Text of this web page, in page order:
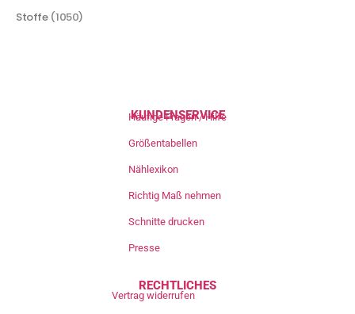
Stoffe (1050)
KUNDENSERVICE
Häufige Fragen / Hilfe
Größentabellen
Nählexikon
Richtig Maß nehmen
Schnitte drucken
Presse
RECHTLICHES
Vertrag widerrufen